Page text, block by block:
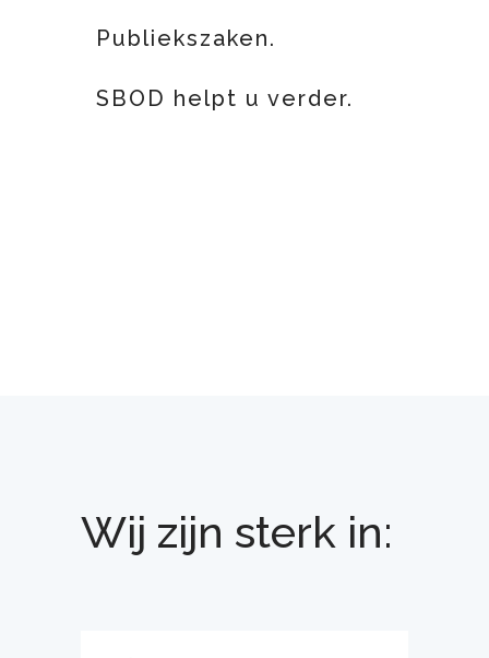
Publiekszaken.
SBOD helpt u verder.
Wij zijn sterk in: